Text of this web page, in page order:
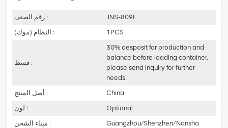
رقم الصنف :
JNS-809L
النظام (موك) :
1PCS
قسط :
30% desposit for production and
balance before loading container,
please send inquiry for further
needs.
أصل المنتج :
China
لون :
Optional
ميناء الشحن :
Guangzhou/Shenzhen/Nansha